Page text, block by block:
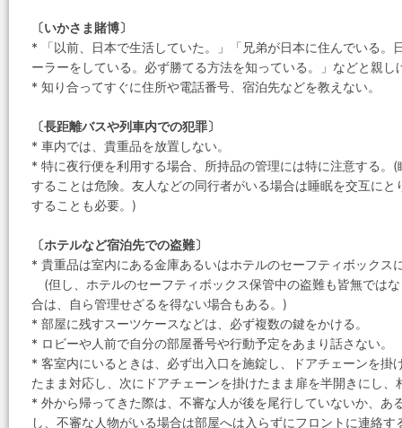
〔いかさま賭博〕
* 「以前、日本で生活していた。」「兄弟が日本に住んでいる。
ーラーをしている。必ず勝てる方法を知っている。」などと親
* 知り合ってすぐに住所や電話番号、宿泊先などを教えない。
〔長距離バスや列車内での犯罪〕
* 車内では、貴重品を放置しない。
* 特に夜行便を利用する場合、所持品の管理には特に注意する
することは危険。友人などの同行者がいる場合は睡眠を交互に
することも必要。)
〔ホテルなど宿泊先での盗難〕
* 貴重品は室内にある金庫あるいはホテルのセーフティボックス
(但し、ホテルのセーフティボックス保管中の盗難も皆無では
合は、自ら管理せざるを得ない場合もある。)
* 部屋に残すスーツケースなどは、必ず複数の鍵をかける。
* ロビーや人前で自分の部屋番号や行動予定をあまり話さない。
* 客室内にいるときは、必ず出入口を施錠し、ドアチェーンを掛
たまま対応し、次にドアチェーンを掛けたまま扉を半開きにし、
* 外から帰ってきた際は、不審な人が後を尾行していないか、あ
し、不審な人物がいる場合は部屋へは入らずにフロントに連絡す